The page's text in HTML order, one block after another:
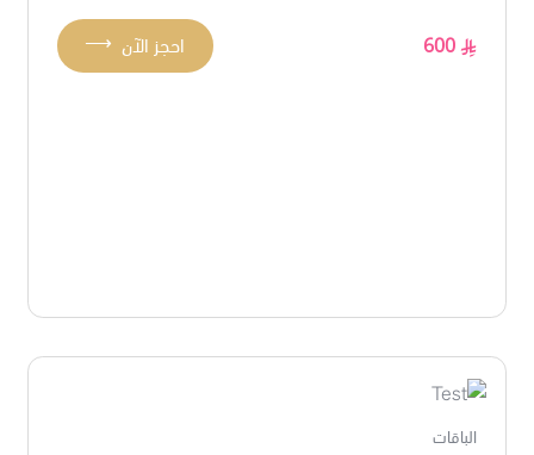
600
⟶ احجز الآن
الباقات